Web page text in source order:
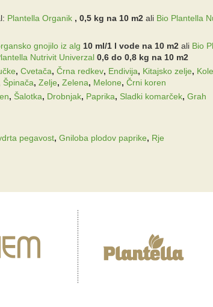
Plantella Organik , 0,5 kg na 10 m2 ali Bio Plantella
gnojilo iz alg 10 ml/1 l vode na 10 m2 ali Bio
Nutrivit Univerzal 0,6 do 0,8 kg na 10 m2
, Cvetača, Črna redkev, Endivija, Kitajsko zelje,
Špinača, Zelje, Zelena, Melone, Črni koren
, Šalotka, Drobnjak, Paprika, Sladki komarček, Grah
pegavost, Gniloba plodov paprike, Rje